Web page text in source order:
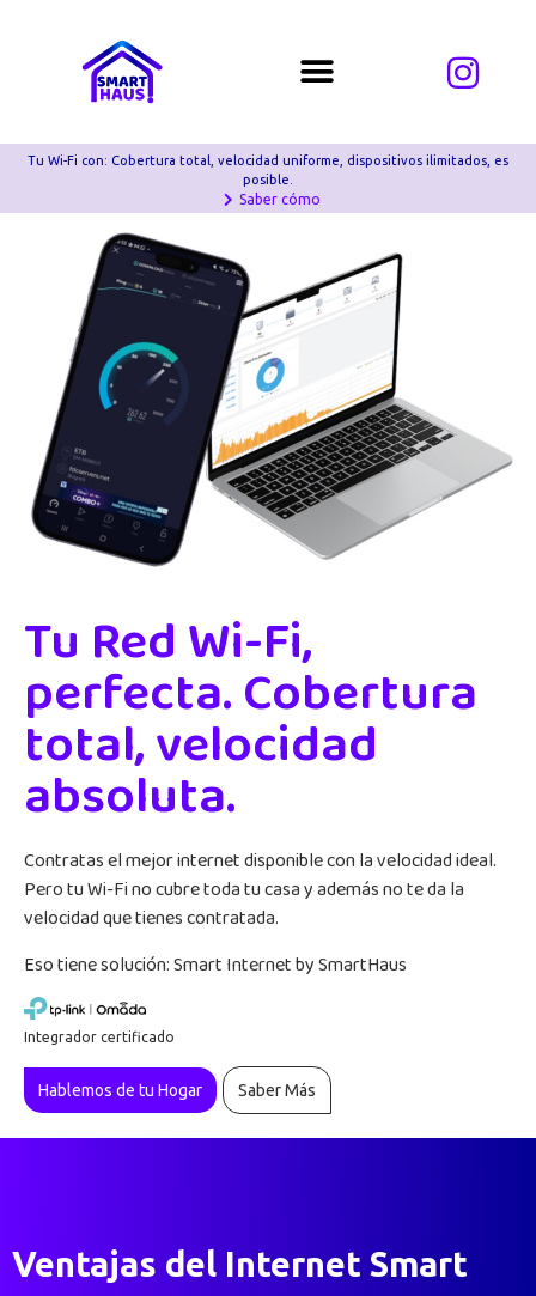
Tu Wi-Fi con: Cobertura total, velocidad uniforme, dispositivos ilimitados, es
posible.
Saber cómo
Tu Red Wi-Fi,
perfecta. Cobertura
total, velocidad
absoluta.
Contratas el mejor internet disponible con la velocidad ideal.
Pero tu Wi-Fi no cubre toda tu casa y además no te da la
velocidad que tienes contratada.
Eso tiene solución: Smart Internet by SmartHaus
Integrador certificado
Hablemos de tu Hogar Saber Más
Ventajas del Internet Smart